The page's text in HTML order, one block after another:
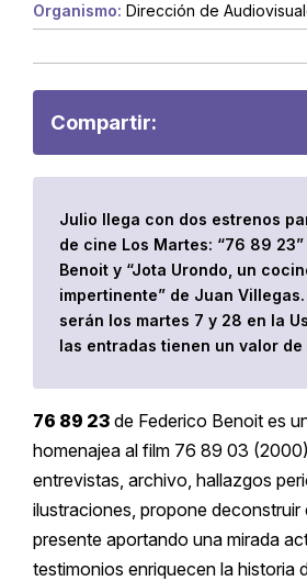
Organismo: Dirección de
Compartir:
Julio llega con dos estrenos
de cine Los Martes: “76 89
Benoit y “Jota Urondo, un
impertinente” de Juan
serán los martes 7 y 28 en la
las entradas tienen un valor
76 89 23 de Federico Benoit es
homenajea al film 76 89 03
entrevistas, archivo, hallazgos
ilustraciones, propone deconstruir
presente aportando una mirada
testimonios enriquecen la historia